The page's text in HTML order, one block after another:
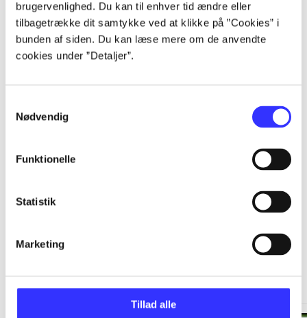
brugervenlighed. Du kan til enhver tid ændre eller
tilbagetrække dit samtykke ved at klikke på ”Cookies” i
bunden af siden. Du kan læse mere om de anvendte
cookies under ”Detaljer”.
Nødvendig
Funktionelle
Statistik
Marketing
Tillad alle
...
...
Batman: Arkham